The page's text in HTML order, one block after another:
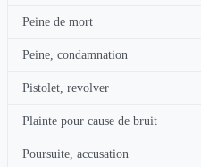
Peine de mort
Peine, condamnation
Pistolet, revolver
Plainte pour cause de bruit
Poursuite, accusation